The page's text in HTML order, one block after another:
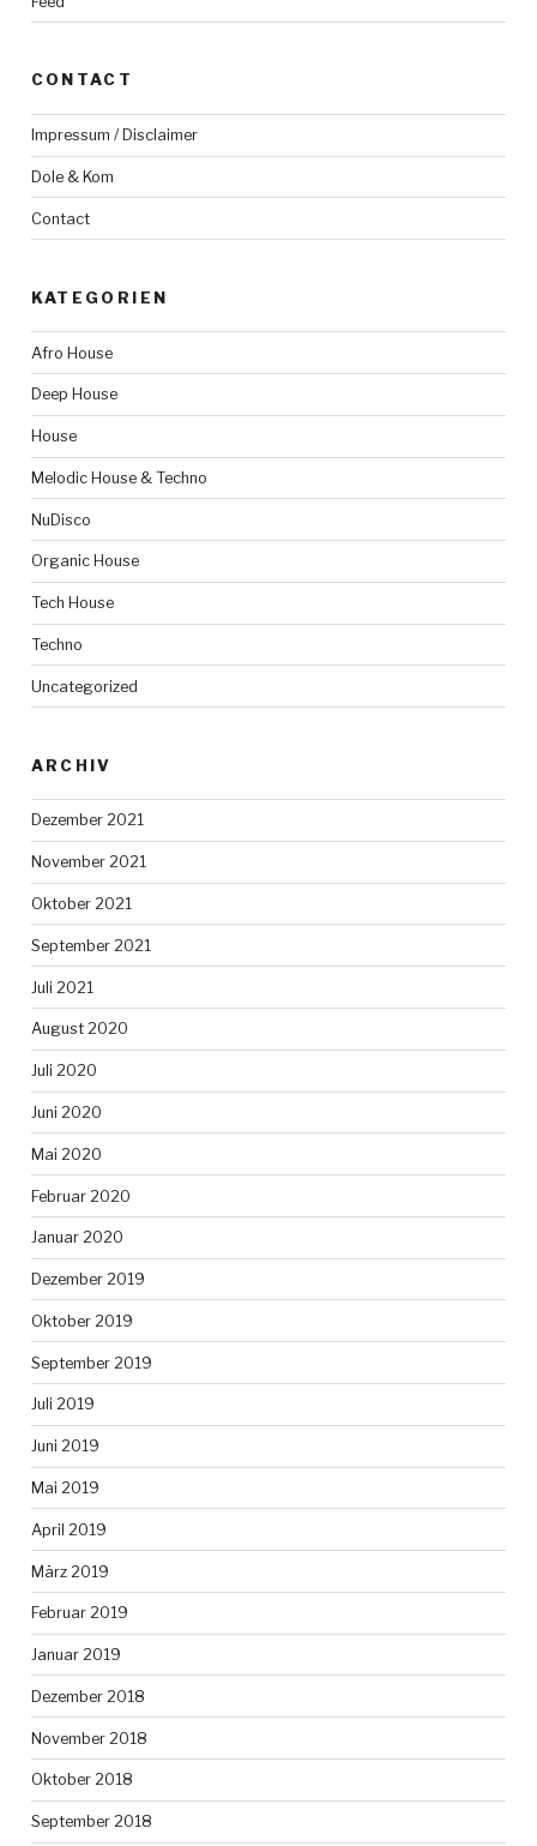
CONTACT
Impressum / Disclaimer
Dole & Kom
Contact
KATEGORIEN
Afro House
Deep House
House
Melodic House & Techno
NuDisco
Organic House
Tech House
Techno
Uncategorized
ARCHIV
Dezember 2021
November 2021
Oktober 2021
September 2021
Juli 2021
August 2020
Juli 2020
Juni 2020
Mai 2020
Februar 2020
Januar 2020
Dezember 2019
Oktober 2019
September 2019
Juli 2019
Juni 2019
Mai 2019
April 2019
März 2019
Februar 2019
Januar 2019
Dezember 2018
November 2018
Oktober 2018
September 2018